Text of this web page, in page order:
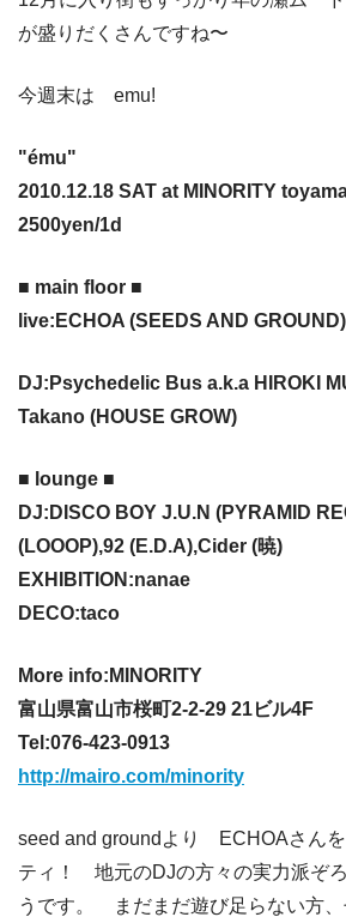
が盛りだくさんですね〜
今週末は emu!
"ému"
2010.12.18 SAT at MINORITY
2500yen/1d
■ main floor ■
live:ECHOA (SEEDS AND GROUND)
DJ:Psychedelic Bus a.k.a HIROKI
Takano (HOUSE GROW)
■ lounge ■
DJ:DISCO BOY J.U.N (PYRAMID
(LOOOP),92 (E.D.A),Cider (暁)
EXHIBITION:nanae
DECO:taco
More info:MINORITY
富山県富山市桜町2-2-29 21ビル4F
Tel:076-423-0913
http://mairo.com/minority
seed and groundより ECHOAさん
ティ！ 地元のDJの方々の実力派ぞ
うです。 まだまだ遊び足らない方、